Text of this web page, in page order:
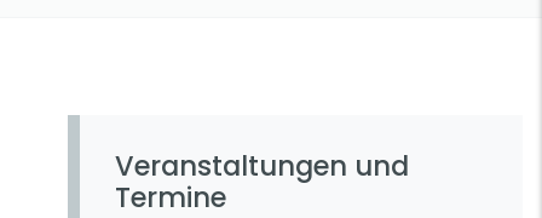
Veranstaltungen und
Termine